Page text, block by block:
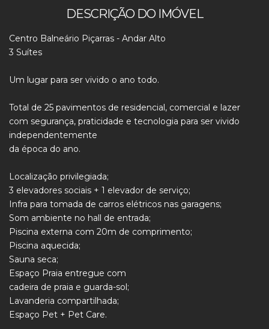
DESCRIÇÃO DO IMÓVEL
Centro Balneário Piçarras - Andar Alto
3 Suítes
Um lugar para ser vivido o ano todo.
Total de 25 pavimentos de residencial, comercial e lazer
com segurança, praticidade e tecnologia para ser vivido
independentemente
da época do ano.
Localização privilegiada;
3 elevadores sociais + 1 elevador de serviço;
Infra para tomada de carros elétricos nas garagens;
Som ambiente no hall de entrada;
Piscina externa com 20m de comprimento;
Piscina aquecida;
Sauna seca;
Espaço Praia entregue com
cadeira de praia e guarda-sol;
Lavanderia compartilhada;
Espaço Pet + Pet Care.